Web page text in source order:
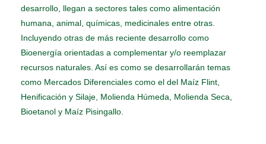
desarrollo, llegan a sectores tales como alimentación
humana, animal, químicas, medicinales entre otras.
Incluyendo otras de más reciente desarrollo como
Bioenergía orientadas a complementar y/o reemplazar
recursos naturales. Así­ es como se desarrollarán temas
como Mercados Diferenciales como el del Maíz Flint,
Henificación y Silaje, Molienda Húmeda, Molienda Seca,
Bioetanol y Maíz Pisingallo.